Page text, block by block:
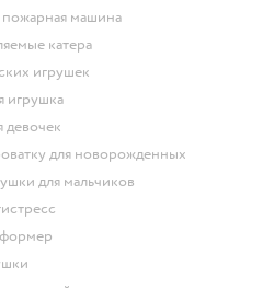
пожарная машина
катера
игрушек
игрушка
девочек
для новорожденных
для мальчиков